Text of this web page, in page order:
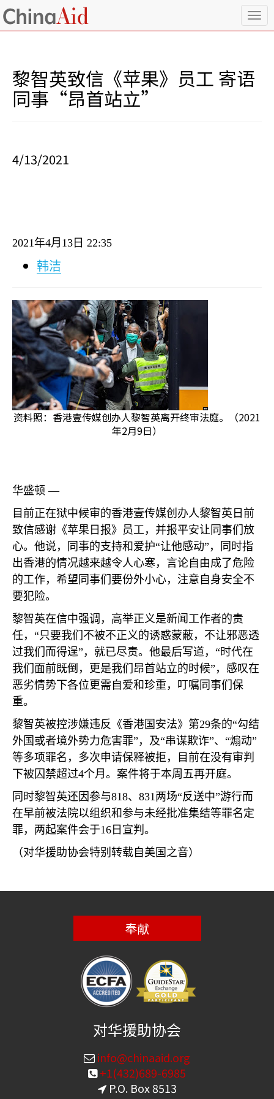
T
o
e
黎智英致信《苹果》员工 寄语
同事“昂首站立”
4/13/2021
2021年4月 13 日 22:35
韩洁
资料照：香港壹传媒创办人黎智英离开终审法庭。（2021
年2月9日）
华盛顿 —
目前正在狱中候审的香港壹传媒创办人黎智英日前
致信感谢《苹果日报》员工，并报平安让同事们放
心。他说，同事的支持和爱护“让他感动”，同时指
出香港的情况越来越令人心寒，言论自由成了危险
的工作，希望同事们要份外小心，注意自身安全不
要犯险。
黎智英在信中强调，高举正义是新闻工作者的责
任，“只要我们不被不正义的诱惑蒙蔽，不让邪恶透
过我们而得逞”，就已尽责。他最后写道，“时代在
我们面前既倒，更是我们昂首站立的时候”，感叹在
恶劣情势下各位更需自爱和珍重，叮嘱同事们保
重。
黎智英被控涉嫌违反《香港国安法》第29条的“勾结
外国或者境外势力危害罪”，及“串谋欺诈”、“煽动”
等多项罪名，多次申请保释被拒，目前在没有审判
下被囚禁超过4个月。案件将于本周五再开庭。
同时黎智英还因参与818、 831两场“反送中”游行而
在早前被法院以组织和参与未经批准集结等罪名定
罪，两起案件会于16 日宣判。
（对华援助协会特别转载自美国之音）
奉献
对华援助协会
info@chinaaid.org
+1(432)689-6985
P.O. Box 8513